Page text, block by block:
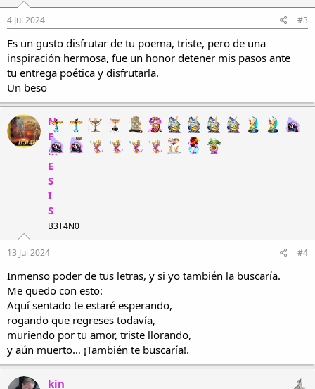
4 Jul 2024 #3
Es un gusto disfrutar de tu poema, triste, pero de una
inspiración hermosa, fue un honor detener mis pasos ante
tu entrega poética y disfrutarla.
Un beso
N
E
M
E
S
I
S
B3T4N0
13 Jul 2024 #4
Inmenso poder de tus letras, y si yo también la buscaría.
Me quedo con esto:
Aquí sentado te estaré esperando,
rogando que regreses todavía,
muriendo por tu amor, triste llorando,
y aún muerto… ¡También te buscaría!.
kin